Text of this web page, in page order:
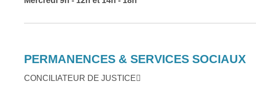
PERMANENCES & SERVICES SOCIAUX
CONCILIATEUR DE JUSTICE